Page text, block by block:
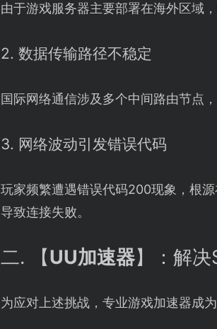
由于游戏服务器主要部署在海外区域
2. 数据传输路径不稳定
国际网络通信涉及多个中间路由节点
3. 网络波动引发错误代码
玩家频繁遭遇错误代码200现象，根
导致连接失败。
二. 【UU加速器】：解
为应对上述挑战，专业游戏加速器成